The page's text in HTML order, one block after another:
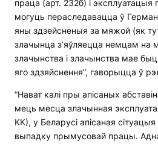
праца (арт. 232б) і
могуць пераследавацца ў
яны здзейсненыя за мяжой (як
злачынца з’яўляецца немцам на
злачынства і злачынства мае
яго здзяйснення”, гаворыцца ў
“Нават калі пры апісаных
мець месца злачынная
КК), у Беларусі апісаная
выпадку прымусовай працы.